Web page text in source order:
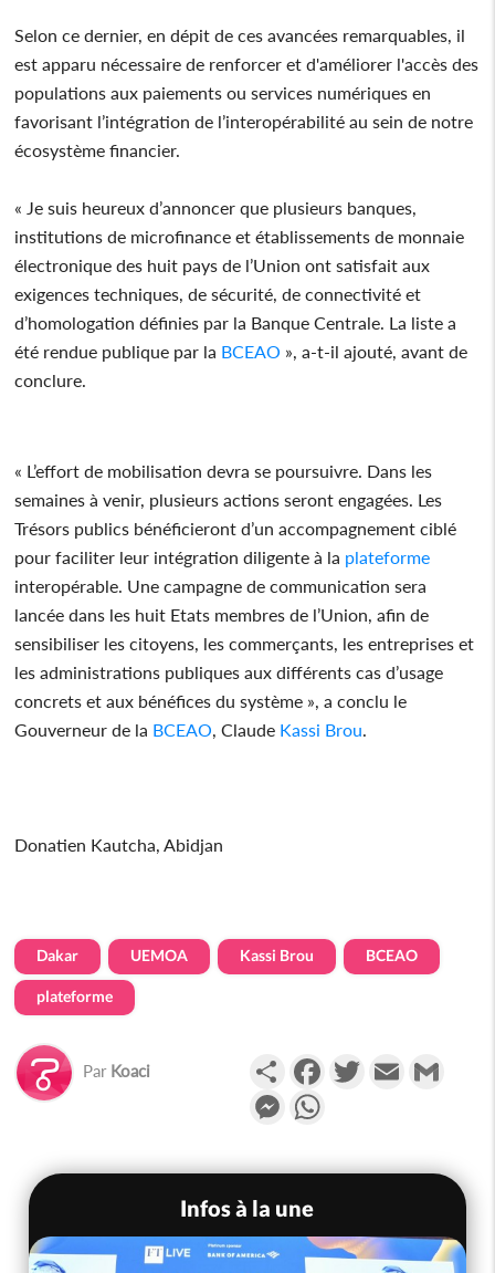
Selon ce dernier, en dépit de ces avancées remarquables, il
est apparu nécessaire de renforcer et d'améliorer l'accès des
populations aux paiements ou services numériques en
favorisant l’intégration de l’interopérabilité au sein de notre
écosystème financier.
« Je suis heureux d’annoncer que plusieurs banques,
institutions de microfinance et établissements de monnaie
électronique des huit pays de l’Union ont satisfait aux
exigences techniques, de sécurité, de connectivité et
d’homologation définies par la Banque Centrale. La liste a
été rendue publique par la BCEAO », a-t-il ajouté, avant de
conclure.
« L’effort de mobilisation devra se poursuivre. Dans les
semaines à venir, plusieurs actions seront engagées. Les
Trésors publics bénéficieront d’un accompagnement ciblé
pour faciliter leur intégration diligente à la plateforme
interopérable. Une campagne de communication sera
lancée dans les huit Etats membres de l’Union, afin de
sensibiliser les citoyens, les commerçants, les entreprises et
les administrations publiques aux différents cas d’usage
concrets et aux bénéfices du système », a conclu le
Gouverneur de la BCEAO , Claude Kassi Brou
Donatien Kautcha, Abidjan
Dakar UEMOA Kassi Brou BCEAO
plateforme
Par Koaci PartagerFacebookTwitterEmail
Messenger
Infos à la une